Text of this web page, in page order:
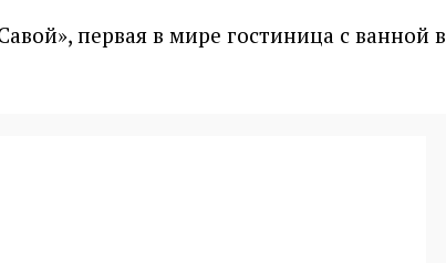
первая в мире гостиница с ванной в